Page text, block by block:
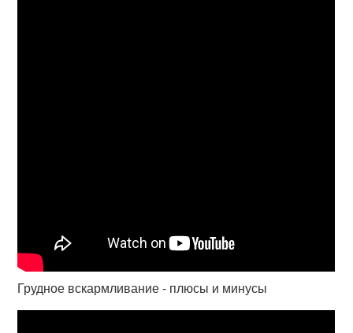
Грудное вскармливание - плюсы и минусы